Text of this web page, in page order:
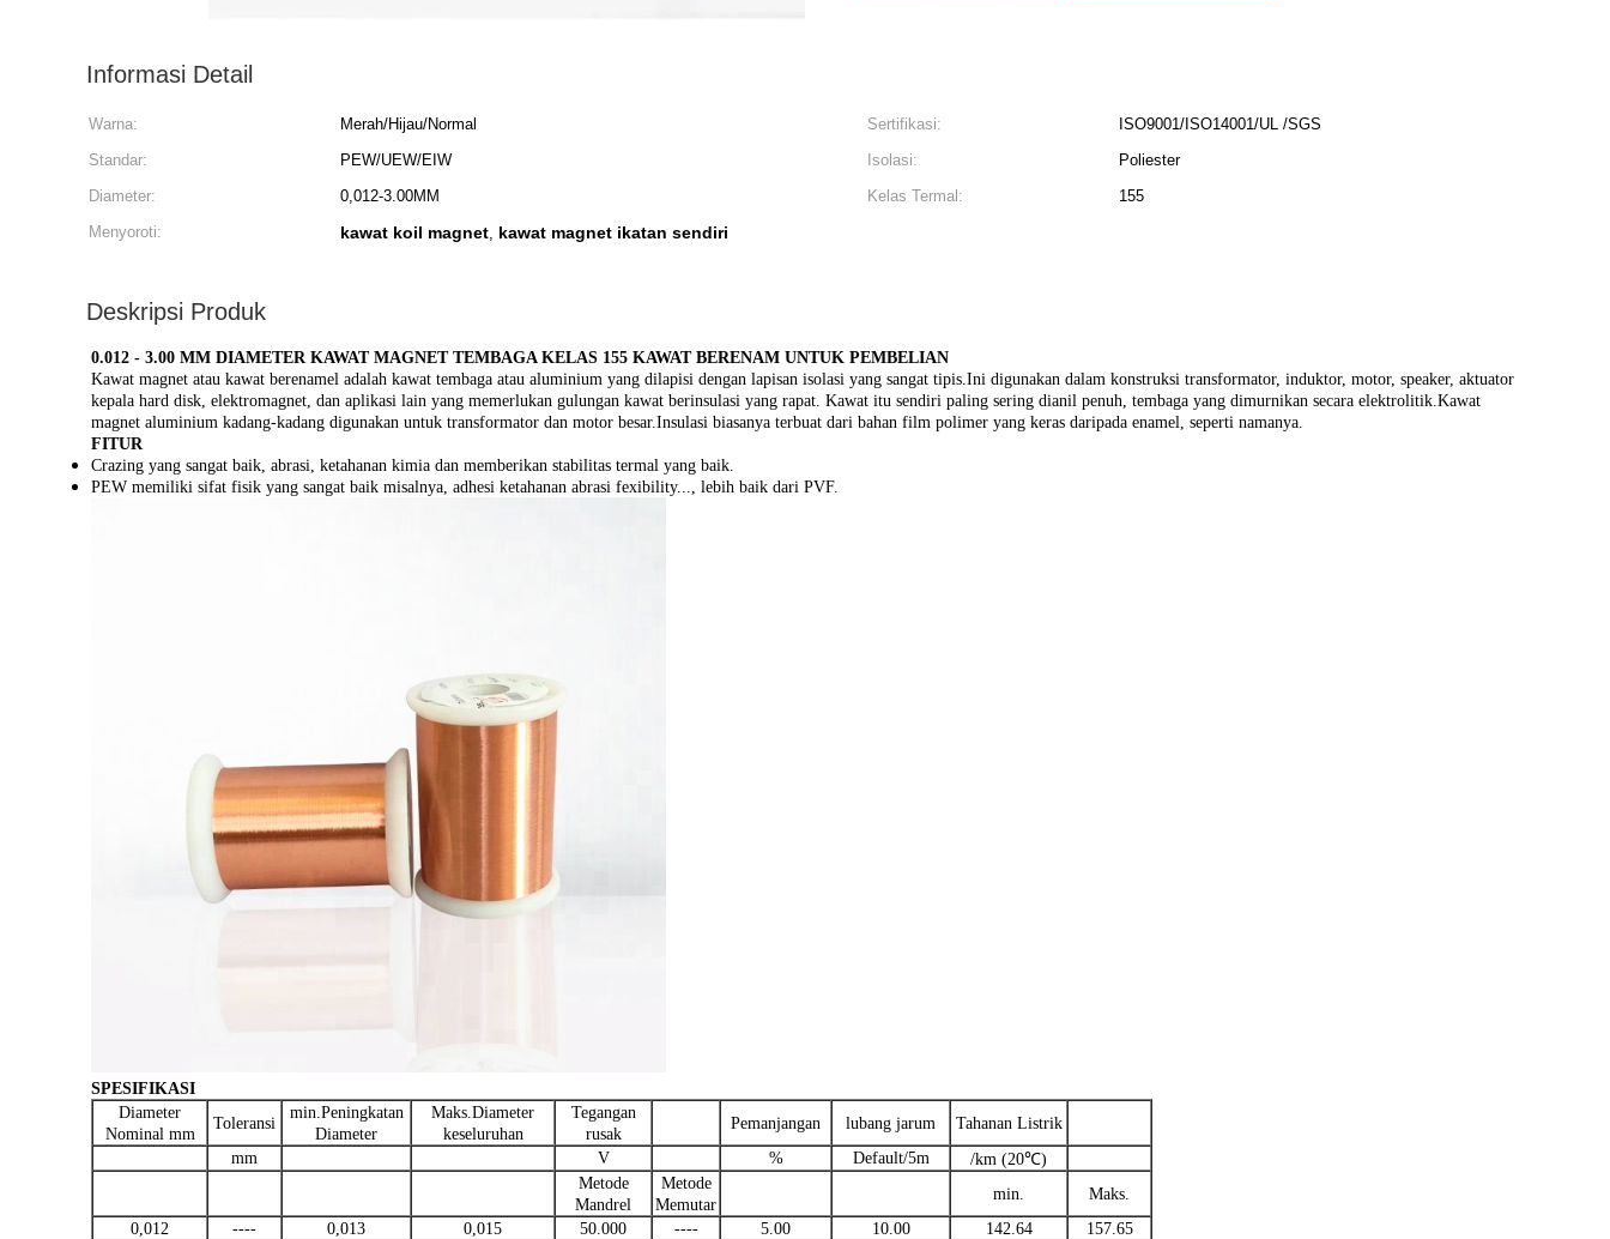
Informasi Detail
Warna: Merah/Hijau/Normal Sertifikasi:
ISO9001/ISO14001/UL /SGS
Standar:
PEW/UEW/EIW Isolasi:
Poliester
Diameter:
0,012-3.00MM Kelas Termal:
155
Menyoroti:
kawat koil magnet, kawat magnet ikatan sendiri
Deskripsi Produk
0.012 - 3.00 MM DIAMETER KAWAT MAGNET TEMBAGA KELAS 155 KAWAT BERENAM UNTUK PEMBELIAN
Kawat magnet atau kawat berenamel adalah kawat tembaga atau aluminium yang dilapisi dengan lapisan isolasi yang sangat tipis.Ini digunakan dalam konstruksi transformator, induktor, motor, speaker, aktuator
kepala hard disk, elektromagnet, dan aplikasi lain yang memerlukan gulungan kawat berinsulasi yang rapat. Kawat itu sendiri paling sering dianil penuh, tembaga yang dimurnikan secara elektrolitik.Kawat
magnet aluminium kadang-kadang digunakan untuk transformator dan motor besar.Insulasi biasanya terbuat dari bahan film polimer yang keras daripada enamel, seperti namanya.
FITUR
Crazing yang sangat baik, abrasi, ketahanan kimia dan memberikan stabilitas termal yang baik.
PEW memiliki sifat fisik yang sangat baik misalnya, adhesi ketahanan abrasi fexibility..., lebih baik dari PVF.
SPESIFIKASI
Diameter
Nominal mm
Toleransi
min.Peningkatan
Diameter
Maks.Diameter
keseluruhan
Tegangan
rusak
Pemanjangan lubang jarum
Tahanan Listrik
mm
V % Default/5m
/km (20℃)
Metode
Mandrel
Metode
Memutar
min.
Maks.
0,012
---- 0,013 0,015 50.000 ---- 5.00 10.00 142.64
157.65